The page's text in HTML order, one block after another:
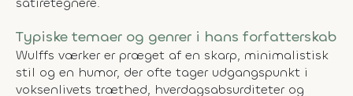
Typiske temaer og genrer i hans forfatterskab
Wulffs værker er præget af en skarp, minimalistisk
stil og en humor, der ofte tager udgangspunkt i
voksenlivets træthed, hverdagsabsurditeter og